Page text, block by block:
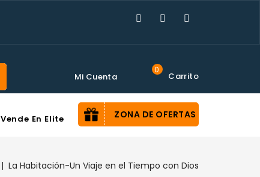
Carrito
0
Mi Cuenta
ZONA DE OFERTAS
Vende En Elite
La Habitación-Un Viaje en el Tiempo con Dios